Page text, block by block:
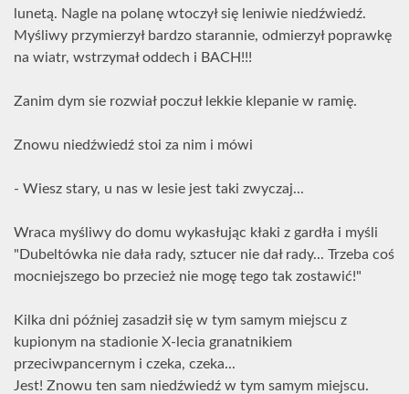
lunetą. Nagle na polanę wtoczył się leniwie niedźwiedź.
Myśliwy przymierzył bardzo starannie, odmierzył poprawkę
na wiatr, wstrzymał oddech i BACH!!!
Zanim dym sie rozwiał poczuł lekkie klepanie w ramię.
Znowu niedźwiedź stoi za nim i mówi
- Wiesz stary, u nas w lesie jest taki zwyczaj...
Wraca myśliwy do domu wykasłując kłaki z gardła i myśli
"Dubeltówka nie dała rady, sztucer nie dał rady... Trzeba coś
mocniejszego bo przecież nie mogę tego tak zostawić!"
Kilka dni później zasadził się w tym samym miejscu z
kupionym na stadionie X-lecia granatnikiem
przeciwpancernym i czeka, czeka...
Jest! Znowu ten sam niedźwiedź w tym samym miejscu.